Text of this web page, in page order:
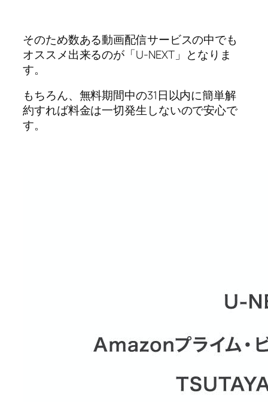
そのため数ある動画配信サービスの中でも
オススメ出来るのが「U-NEXT」となりま
す。
もちろん、無料期間中の31日以内に簡単解
約すれば料金は一切発生しないので安心で
す。